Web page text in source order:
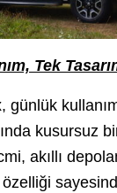
Tek
günlük
kusursuz
akıllı